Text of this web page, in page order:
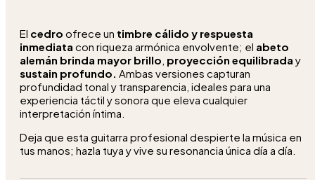
El cedro ofrece un timbre cálido y respuesta
inmediata con riqueza armónica envolvente; el abeto
alemán brinda mayor brillo proyección equilibrada y
sustain profundo. Ambas versiones capturan
profundidad tonal y transparencia, ideales para una
experiencia táctil y sonora que eleva cualquier
interpretación íntima.
Deja que esta guitarra profesional despierte la música en
tus manos; hazla tuya y vive su resonancia única día a día.